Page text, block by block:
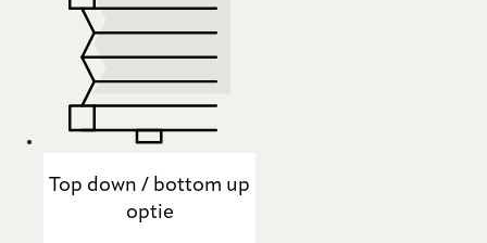
Top down / bottom up
optie